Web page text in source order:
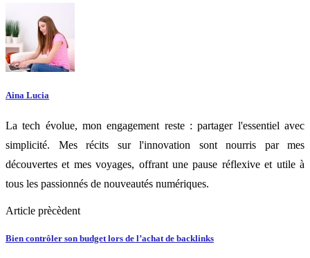
Aina Lucia
La tech évolue, mon engagement reste : partager l'essentiel avec
simplicité. Mes récits sur l'innovation sont nourris par mes
découvertes et mes voyages, offrant une pause réflexive et utile à
tous les passionnés de nouveautés numériques.
Article prècèdent
Bien contrôler son budget lors de l’achat de backlinks